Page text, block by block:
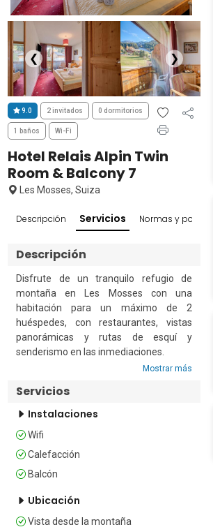
❮ ❯
9.0 2 invitados 0 dormitorios
1 baños Wi-Fi
Hotel Relais Alpin Twin
Room & Balcony 7
Les Mosses, Suiza
Descripción Servicios Normas y políticas
Descripción
Disfrute de un tranquilo refugio de
montaña en Les Mosses con una
habitación para un máximo de 2
huéspedes, con restaurantes, vistas
panorámicas y rutas de esquí y
senderismo en las inmediaciones.
individuales, armario, baño y balcón.
Equipada con conexión Wi-Fi gratuita, la
para relajarse después de un día en las
montañas.
restaurantes. Le Bivouac abre 10
Mostrar más
Servicios
Instalaciones
Wifi
Calefacción
Balcón
Ubicación
Vista desde la montaña